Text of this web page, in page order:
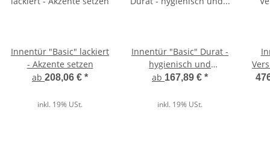
Innentür "Basic" lackiert
- Akzente setzen
ab 208,06 € *
inkl. 19% USt.
Innentür "Basic" Durat -
hygienisch und
pflegeleicht
ab 167,89 € *
inkl. 19% USt.